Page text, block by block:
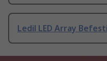
Ledil LED Array